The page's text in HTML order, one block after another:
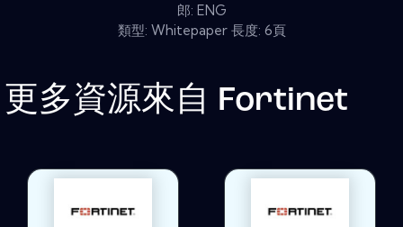
郎: ENG
類型: Whitepaper 長度: 6頁
更多資源來自 Fortinet